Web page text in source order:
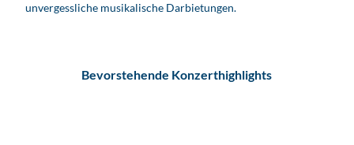
unvergessliche musikalische Darbietungen.
Bevorstehende Konzerthighlights